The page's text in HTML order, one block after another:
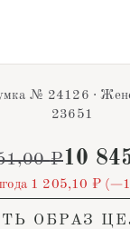
№ 24126 ·
23651
₽10
1 205,10 ₽
ОБРАЗ